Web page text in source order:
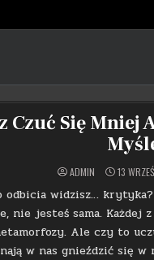
Czuć Się
ADMIN 13
widzisz…
nie jesteś sama.
Ale czy to
w nas gnieździć się w